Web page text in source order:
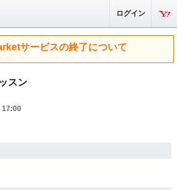
ログイン
サービスの終了について
スン
17:00